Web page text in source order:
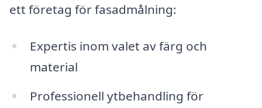
ett företag för fasadmålning:
Expertis inom valet av färg och
material
Professionell ytbehandling för